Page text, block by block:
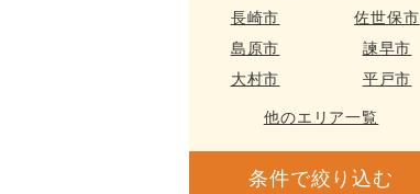
長崎市
佐世保市
島原市
諫早市
大村市
平戸市
他のエリア一覧
条件で絞り込む